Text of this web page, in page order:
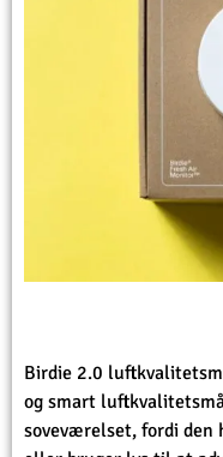
Birdie 2.0
og smart
soveværelset, fordi den